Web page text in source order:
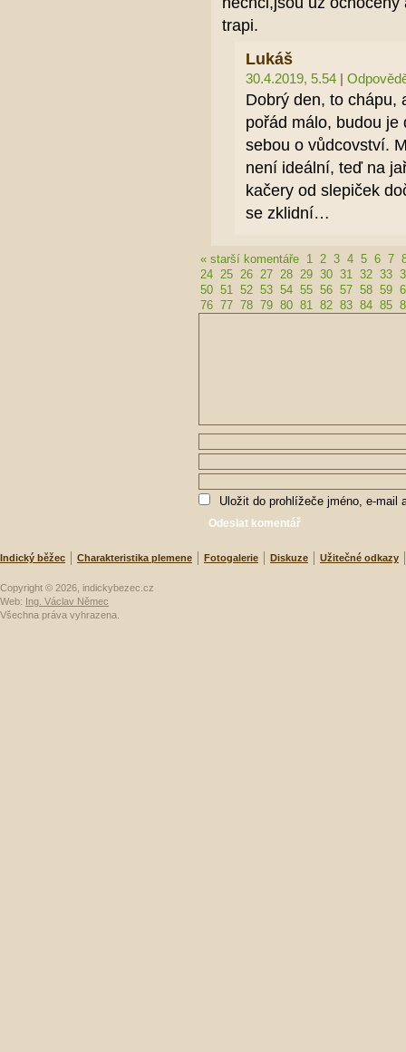
trapi.
Lukáš
30.4.2019, 5.54
Dobrý den, to chápu,
pořád málo, budou
sebou o vůdcovství.
není ideální, teď na
kačery od slepiček
se zklidní…
« starší komentáře 1 2 3 4 5 6 7
24 25 26 27 28 29 30 31 32 33
50 51 52 53 54 55 56 57 58 59
76 77 78 79 80 81 82 83 84 85
Uložit do prohlížeče jméno, e-mail
Indický běžec Charakteristika plemene Fotogalerie Diskuze Užitečné odkazy
Copyright © 2026, indickybezec.cz
Web: Ing. Václav Němec
Všechna práva vyhrazena.